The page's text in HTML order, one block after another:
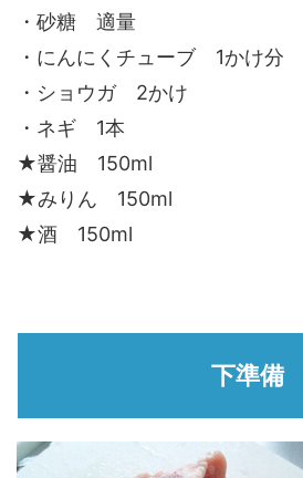
・砂糖 適量
・にんにくチューブ 1かけ分
・ショウガ 2かけ
・ネギ 1本
★醤油 150ml
★みりん 150ml
★酒 150ml
下準備